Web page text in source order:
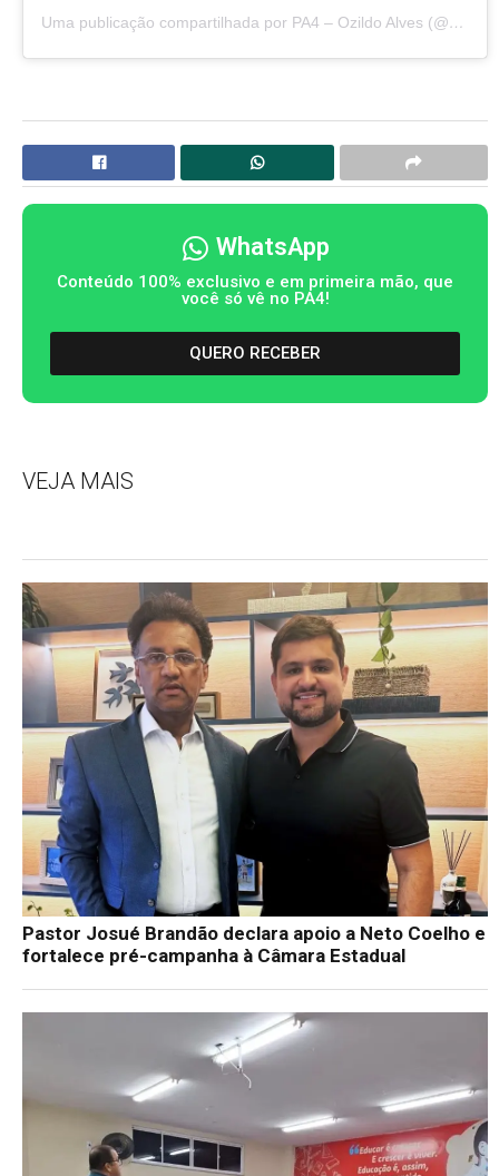
Uma publicação compartilhada por PA4 – Ozildo Alves (@sitepa4)
WhatsApp
Conteúdo 100% exclusivo e em primeira mão, que
você só vê no PA4!
QUERO RECEBER
VEJA MAIS
Pastor Josué Brandão declara apoio a Neto Coelho e
fortalece pré-campanha à Câmara Estadual